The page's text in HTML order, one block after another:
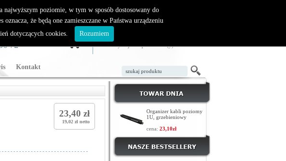
Kontakt
TECHNICZNE
72
TWÓJ KOSZYK
W koszyku jest 0 produktów(y)
ZAŁÓŻ KONTO LOGOWANIE
23,40 zł
19,02 zł netto
Organizer kabli poziomy
1U, grzebieniowy
cena: 23,10zł
najwyższym poziomie, w tym w sposób dostosowany do
że będą one zamieszczane w Państwa urządzeniu
dotyczących cookies.
Rozumiem